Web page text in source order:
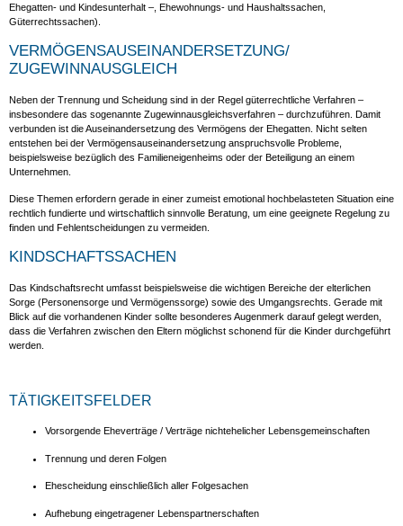
Ehegatten- und Kindesunterhalt –, Ehewohnungs- und Haushaltssachen,
Güterrechtssachen).
VERMÖGENSAUSEINANDERSETZUNG/
ZUGEWINNAUSGLEICH
Neben der Trennung und Scheidung sind in der Regel güterrechtliche Verfahren –
insbesondere das sogenannte Zugewinnausgleichsverfahren – durchzuführen. Damit
verbunden ist die Auseinandersetzung des Vermögens der Ehegatten. Nicht selten
entstehen bei der Vermögensauseinandersetzung anspruchsvolle Probleme,
beispielsweise bezüglich des Familieneigenheims oder der Beteiligung an einem
Unternehmen.
Diese Themen erfordern gerade in einer zumeist emotional hochbelasteten Situation eine
rechtlich fundierte und wirtschaftlich sinnvolle Beratung, um eine geeignete Regelung zu
finden und Fehlentscheidungen zu vermeiden.
KINDSCHAFTSSACHEN
Das Kindschaftsrecht umfasst beispielsweise die wichtigen Bereiche der elterlichen
Sorge (Personensorge und Vermögenssorge) sowie des Umgangsrechts. Gerade mit
Blick auf die vorhandenen Kinder sollte besonderes Augenmerk darauf gelegt werden,
dass die Verfahren zwischen den Eltern möglichst schonend für die Kinder durchgeführt
werden.
TÄTIGKEITSFELDER
Vorsorgende Eheverträge / Verträge nichtehelicher Lebensgemeinschaften
Trennung und deren Folgen
Ehescheidung einschließlich aller Folgesachen
Aufhebung eingetragener Lebenspartnerschaften